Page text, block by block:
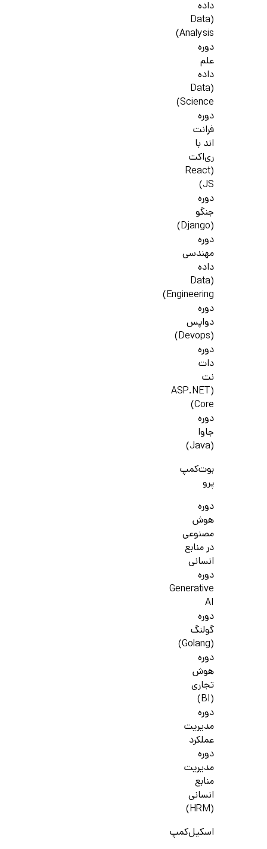
داده
(Data
Analysis)
دوره
علم
داده
(Data
Science)
دوره
فرانت
اند با
ری‌اکت
(React
JS)
دوره
جنگو
(Django)
دوره
مهندسی
داده
(Data
Engineering)
دوره
دواپس
(Devops)
دوره
دات
نت
(ASP.NET
Core)
دوره
جاوا
(Java)
بوت‌کمپ
پرو
دوره
هوش
مصنوعی
در منابع
انسانی
دوره
Generative
AI
دوره
گولنگ
(Golang)
دوره
هوش
تجاری
(BI)
دوره
مدیریت
عملکرد
دوره
مدیریت
منابع
انسانی
(HRM)
اسکیل‌کمپ